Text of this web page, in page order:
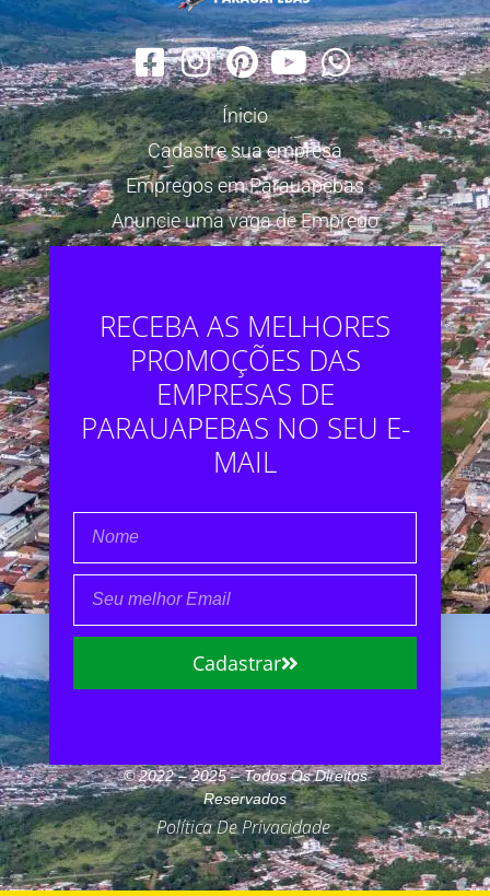
Ínicio
Cadastre sua empresa
Empregos em Parauapebas
Anuncie uma vaga de Emprego
RECEBA AS MELHORES
PROMOÇÕES DAS
EMPRESAS DE
PARAUAPEBAS NO SEU E-
MAIL
Cadastrar
© 2022 – 2025 – Todos Os Direitos
Reservados
Política De Privacidade.